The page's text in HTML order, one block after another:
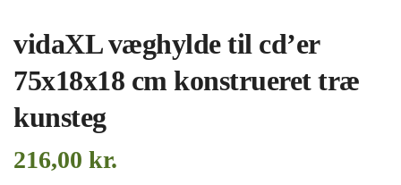
vidaXL væghylde til cd’er
75x18x18 cm konstrueret træ
kunsteg
216,00 kr.